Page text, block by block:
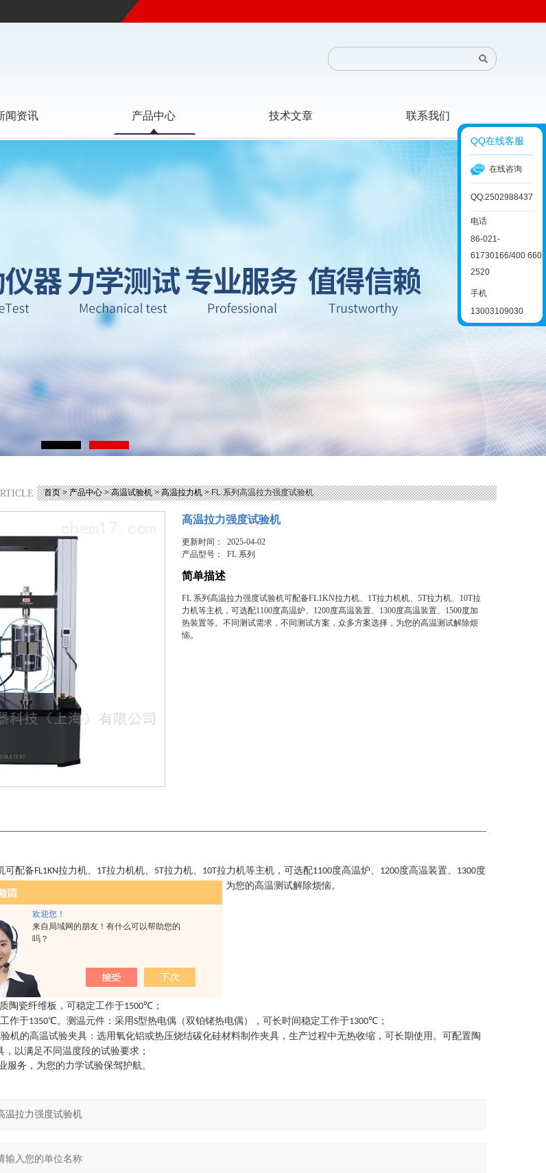
欢迎您！
来自局域网的朋友！有什么可以帮助您的
吗？
闻资讯 产品中心 技术文章 联系我们
首页>产品中心>高温试验机>高温拉力机> FL 系列高温拉力强度试验机
高温拉力强度试验机
更新时间： 2025-04-02
产品型号：FL 系列
简单描述
FL 系列高温拉力强度试验机可配备FL1KN拉力机、1T拉力机机、5T拉力机、10T拉
力机等主机，可选配1100度高温炉、1200度高温装置、1300度高温装置、1500度加
热装置等。不同测试需求，不同测试方案，众多方案选择，为您的高温测试解除烦
恼。
可配备FL1KN拉力机、 1T拉力机机、 5T拉力机、 10T拉力机等主机，可选配1100度高温炉、 1200度高温装置、 1300度
等。不同测试需求，不同测试方案，众多方案选择，为您的高温测试解除烦恼。
系列、 FL5000
、 0~30KN、0~50KN、 0~100KN、0~300KN
度、 0~500
范围为
对开式结构、筒式结构或门式结构
；
高温装置、充气高温装置
陶瓷纤维板，可稳定工作于1500℃ ；
作于1350℃。测温元件：采用S型热电偶（双铂铑热电偶），可长时间稳定工作于1300℃ ；
机的高温试验夹具：选用氧化铝或热压烧结碳化硅材料制作夹具，生产过程中无热收缩，可长期使用。可配置陶
，以满足不同温度段的试验要求 ；
服务，为您的力学试验保驾护航。
QQ在线客服
在线咨询
QQ:2502988437
电话
86-021-
61730166/400 660
2520
手机
13003109030